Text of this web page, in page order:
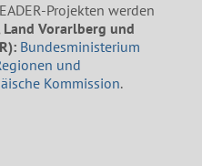
Projekten werden
Land Vorarlberg und
Bundesministerium
und
Kommission.